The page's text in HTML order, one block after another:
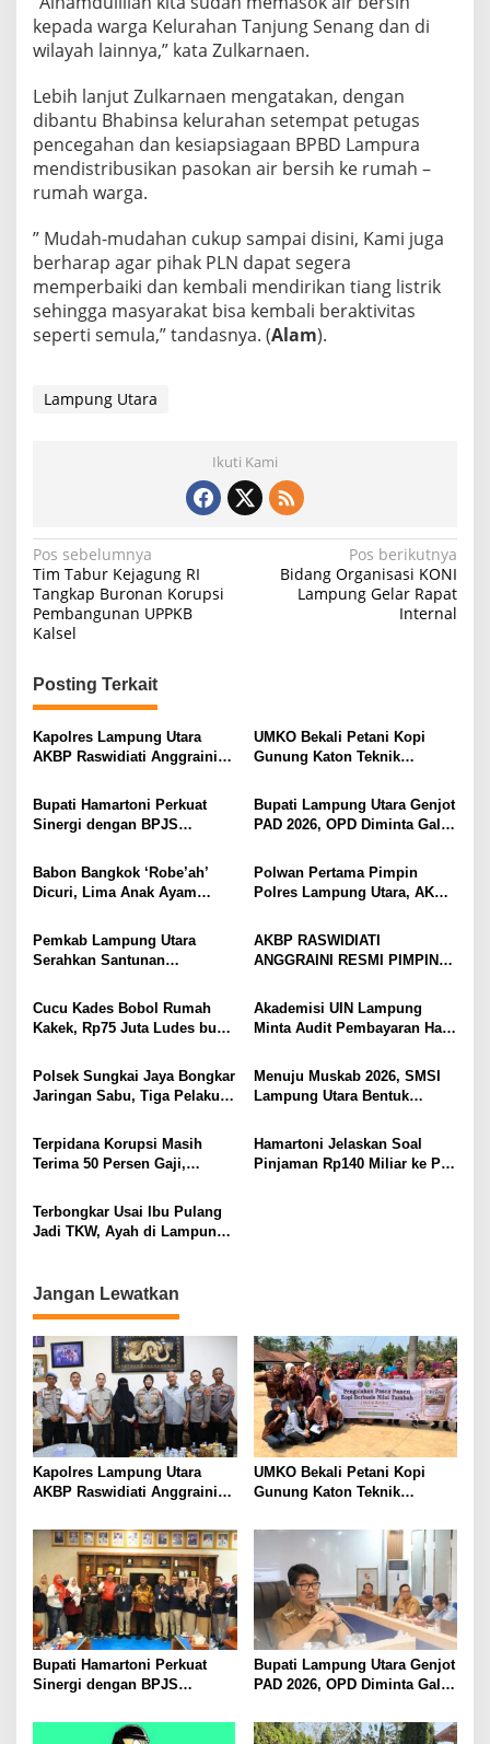
y
n
K
e
k
r
g
a
A
i
r
kepada warga Kelurahan Tanjung Senang dan di
wilayah lainnya,” kata Zulkarnaen.
Lebih lanjut Zulkarnaen mengatakan, dengan
dibantu Bhabinsa kelurahan setempat petugas
pencegahan dan kesiapsiagaan BPBD Lampura
mendistribusikan pasokan air bersih ke rumah –
rumah warga.
” Mudah-mudahan cukup sampai disini, Kami juga
berharap agar pihak PLN dapat segera
memperbaiki dan kembali mendirikan tiang listrik
sehingga masyarakat bisa kembali beraktivitas
seperti semula,” tandasnya. (Alam).
Lampung Utara
Ikuti Kami
N
a
v
g
a
s
p
o
s
Pos sebelumnya
Tim Tabur Kejagung RI
Tangkap Buronan Korupsi
Pembangunan UPPKB
Kalsel
Pos berikutnya
Bidang Organisasi KONI
Lampung Gelar Rapat
Internal
Posting Terkait
Kapolres Lampung Utara
AKBP Raswidiati Anggraini
Tokoh Masyarakat dan Adat
Perkuat Kamtibmas
UMKO Bekali Petani Kopi
Gunung Katon Teknik
Jual Hasil Panen Meningkat
Bupati Hamartoni Perkuat
Sinergi dengan BPJS
Kesehatan Makin Cepat dan
Mudah
Bupati Lampung Utara Genjot
PAD 2026, OPD Diminta Gali
hingga Optimalkan PBB-P2
Babon Bangkok ‘Robe’ah’
Dicuri, Lima Anak Ayam
Gang Jalaba Kotabumi Heboh
Polwan Pertama Pimpin
Polres Lampung Utara, AKBP
Pedang Pora
Pemkab Lampung Utara
Serahkan Santunan
Korban Kebakaran
AKBP RASWIDIATI
ANGGRAINI RESMI PIMPIN
BAWA KOMITMEN PERKUAT
KAMTIBMAS DAN
PELAYANAN PRESISI
Cucu Kades Bobol Rumah
Kakek, Rp75 Juta Ludes buat
Ditembak Polisi
Akademisi UIN Lampung
Minta Audit Pembayaran Hak
Kepastian Hukum Tak Boleh
Berlarut
Polsek Sungkai Jaya Bongkar
Jaringan Sabu, Tiga Pelaku
Menuju Muskab 2026, SMSI
Lampung Utara Bentuk
Kepengurusan
Terpidana Korupsi Masih
Terima 50 Persen Gaji,
Tunggu Keputusan BKN
Hamartoni Jelaskan Soal
Pinjaman Rp140 Miliar ke PT
Terbongkar Usai Ibu Pulang
Jadi TKW, Ayah di Lampung
Tahun, Nyaris Diamuk Massa
Jangan Lewatkan
Kapolres Lampung Utara
AKBP Raswidiati Anggraini
Tokoh Masyarakat dan Adat
Perkuat Kamtibmas
UMKO Bekali Petani Kopi
Gunung Katon Teknik
Jual Hasil Panen Meningkat
Bupati Hamartoni Perkuat
Sinergi dengan BPJS
Kesehatan Makin Cepat dan
Bupati Lampung Utara Genjot
PAD 2026, OPD Diminta Gali
hingga Optimalkan PBB-P2